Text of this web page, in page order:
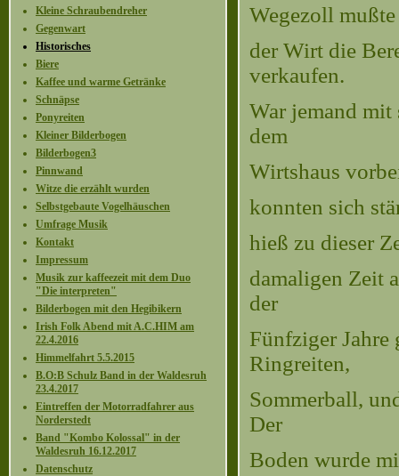
Kleine Schraubendreher
Gegenwart
Historisches
Biere
Kaffee und warme Getränke
Schnäpse
Ponyreiten
Kleiner Bilderbogen
Bilderbogen3
Pinnwand
Witze die erzählt wurden
Selbstgebaute Vogelhäuschen
Umfrage Musik
Kontakt
Impressum
Musik zur kaffeezeit mit dem Duo
"Die interpreten"
Bilderbogen mit den Hegibikern
Irish Folk Abend mit A.C.HIM am
22.4.2016
Himmelfahrt 5.5.2015
B.O:B Schulz Band in der Waldesruh
23.4.2017
Eintreffen der Motorradfahrer aus
Norderstedt
Band "Kombo Kolossal" in der
Waldesruh 16.12.2017
Datenschutz
Wegezoll
der Wirt die
verkaufen.
War jemand mit
dem
Wirtshaus
konnten sich
hieß zu dieser
damaligen Zeit
der
Fünfziger Jahre
Ringreiten,
Sommerball,
Der
Boden wurde